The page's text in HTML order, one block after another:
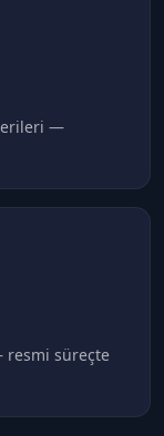
—
resmi süreçte